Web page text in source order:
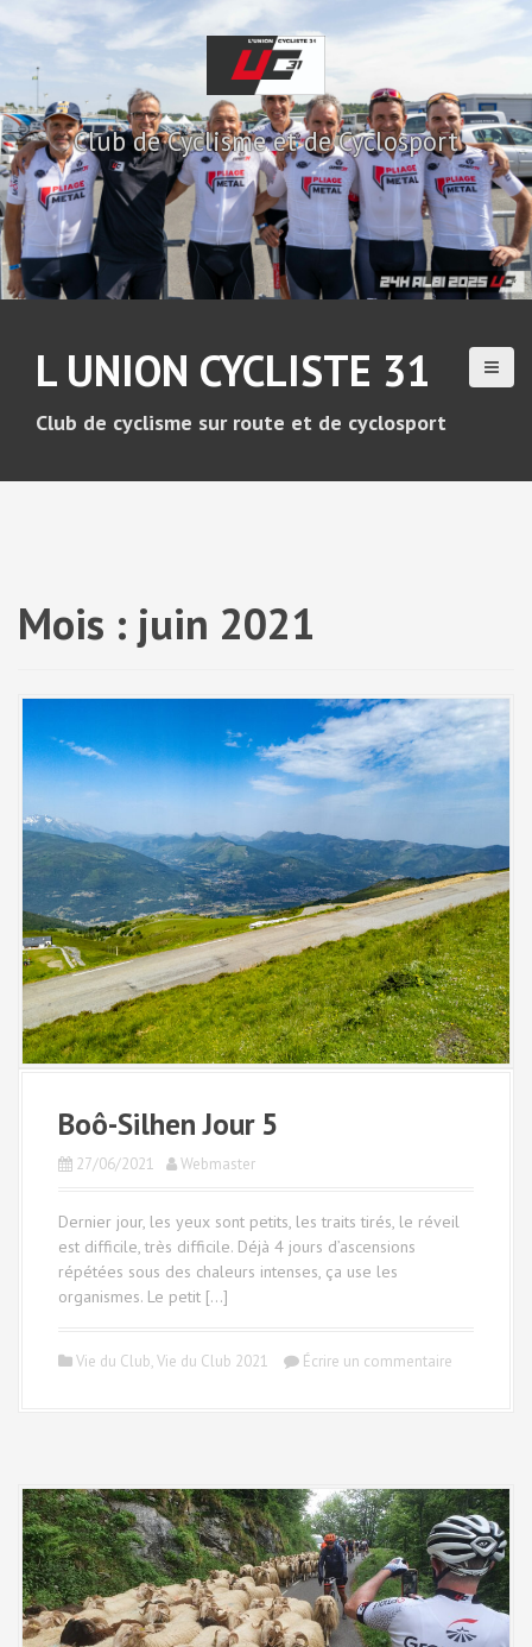
r
a
u
c
o
n
t
e
i
Club de Cyclisme et de Cyclosport
L UNION CYCLISTE 31
Club de cyclisme sur route et de cyclosport
Mois : juin 2021
Boô-Silhen Jour 5
27/06/2021 Webmaster
Dernier jour, les yeux sont petits, les traits tirés, le réveil
est difficile, très difficile. Déjà 4 jours d’ascensions
répétées sous des chaleurs intenses, ça use les
organismes. Le petit […]
Vie du Club,Vie du Club 2021 Écrire un commentaire